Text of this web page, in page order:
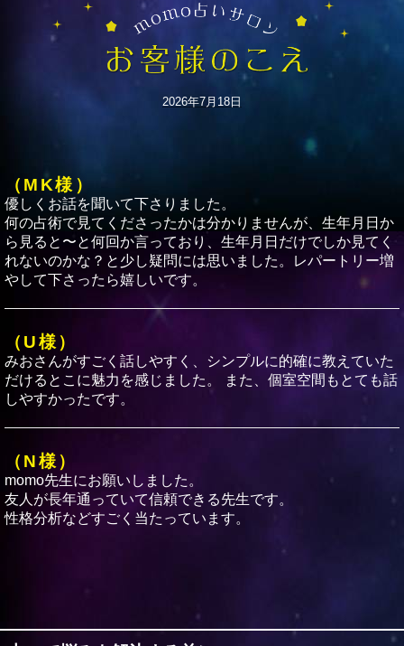
2026年7月18日
（MK様）
優しくお話を聞いて下さりました。
何の占術で見てくださったかは分かりませんが、生年月日か
ら見ると〜と何回か言っており、生年月日だけでしか見てく
れないのかな？と少し疑問には思いました。レパートリー増
やして下さったら嬉しいです。
（U様）
みおさんがすごく話しやすく、シンプルに的確に教えていた
だけるとこに魅力を感じました。 また、個室空間もとても話
しやすかったです。
（N様）
momo先生にお願いしました。
友人が長年通っていて信頼できる先生です。
性格分析などすごく当たっています。
すかったです‼︎ズバッと当ててくださってドキっとしました